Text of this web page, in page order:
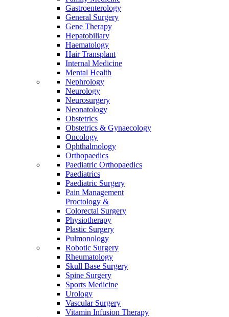
Gastroenterology
General Surgery
Gene Therapy
Hepatobiliary
Haematology
Hair Transplant
Internal Medicine
Mental Health
Nephrology
Neurology
Neurosurgery
Neonatology
Obstetrics
Obstetrics & Gynaecology
Oncology
Ophthalmology
Orthopaedics
Paediatric Orthopaedics
Paediatrics
Paediatric Surgery
Pain Management
Proctology &
Colorectal Surgery
Physiotherapy
Plastic Surgery
Pulmonology
Robotic Surgery
Rheumatology
Skull Base Surgery
Spine Surgery
Sports Medicine
Urology
Vascular Surgery
Vitamin Infusion Therapy